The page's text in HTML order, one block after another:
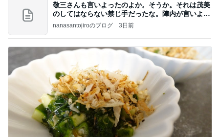
敬三さんも言いよったのよか。そうか。それは茂美
のしてはならない禁じ手だったな。陣内が言いよる
のよ
nanasantojiroのブログ 3日前